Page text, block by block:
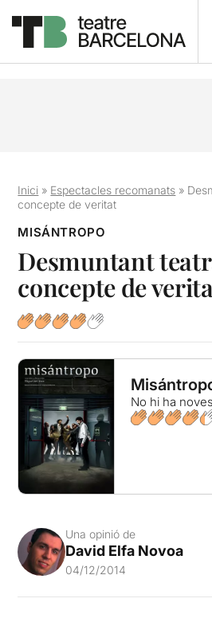
Inici » Espectacles recomanats »
concepte de veritat
MISÁNTROPO
Desmuntant
concepte de
No hi ha
Una opinió de
David Elfa Novoa
04/12/2014